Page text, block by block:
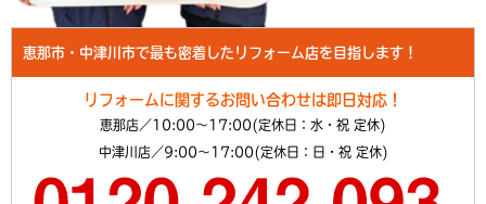
恵那市・中津川市で最も密着したリフォーム店を目指します！
リフォームに関するお問い合わせは即日対応！
恵那店／10:00～17:00(定休日：水・祝 定休)
中津川店／9:00～17:00(定休日：日・祝 定休)